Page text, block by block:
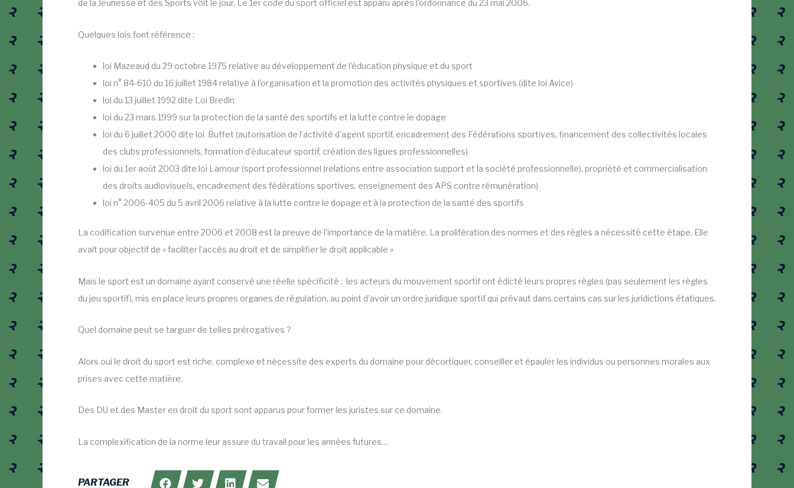
de la Jeunesse et des Sports voit le jour. Le 1er code du sport officiel est apparu après l’ordonnance du 23 mai 2006.
Quelques lois font référence :
loi Mazeaud du 29 octobre 1975 relative au développement de l’éducation physique et du sport
loi n° 84-610 du 16 juillet 1984 relative à l’organisation et la promotion des activités physiques et sportives (dite loi Avice)
loi du 13 juillet 1992 dite Loi Bredin
loi du 23 mars 1999 sur la protection de la santé des sportifs et la lutte contre le dopage
loi du 6 juillet 2000 dite loi Buffet (autorisation de l’activité d’agent sportif, encadrement des Fédérations sportives, financement des collectivités locales
des clubs professionnels, formation d’éducateur sportif, création des ligues professionnelles)
loi du 1er août 2003 dite loi Lamour (sport professionnel (relations entre association support et la société professionnelle), propriété et commercialisation
des droits audiovisuels, encadrement des fédérations sportives, enseignement des APS contre rémunération)
loi n° 2006-405 du 5 avril 2006 relative à la lutte contre le dopage et à la protection de la santé des sportifs
La codification survenue entre 2006 et 2008 est la preuve de l’importance de la matière. La prolifération des normes et des règles a nécessité cette étape. Elle
avait pour objectif de « faciliter l’accès au droit et de simplifier le droit applicable »
Mais le sport est un domaine ayant conservé une réelle spécificité : les acteurs du mouvement sportif ont édicté leurs propres règles (pas seulement les règles
du jeu sportif), mis en place leurs propres organes de régulation, au point d’avoir un ordre juridique sportif qui prévaut dans certains cas sur les juridictions étatiques.
Quel domaine peut se targuer de telles prérogatives ?
Alors oui le droit du sport est riche, complexe et nécessite des experts du domaine pour décortiquer, conseiller et épauler les individus ou personnes morales aux
prises avec cette matière.
Des DU et des Master en droit du sport sont apparus pour former les juristes sur ce domaine.
La complexification de la norme leur assure du travail pour les années futures…